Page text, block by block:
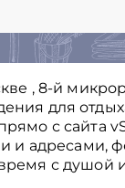
, 8-й
для
с сайта
и адресами,
с душой